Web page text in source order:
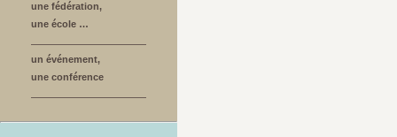
une fédération,
une école …
un événement,
une conférence